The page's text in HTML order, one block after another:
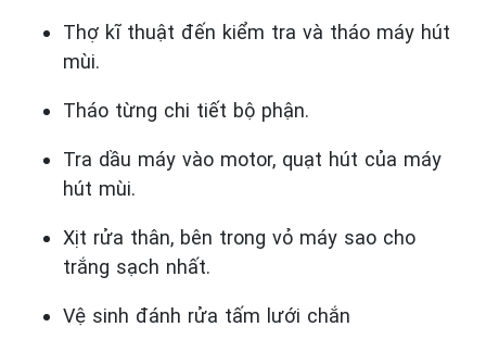
Thợ kĩ thuật đến kiểm tra và tháo máy hút
mùi.
Tháo từng chi tiết bộ phận.
Tra dầu máy vào motor, quạt hút của máy
hút mùi.
Xịt rửa thân, bên trong vỏ máy sao cho
trắng sạch nhất.
Vệ sinh đánh rửa tấm lưới chắn